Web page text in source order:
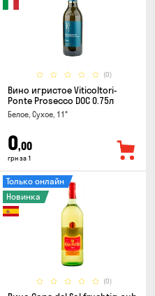
(0)
Вино игристое Viticoltori-
Ponte Prosecco DOC 0.75л
Белое, Сухое, 11°
0,00
грн за 1
(0)
Только онлайн
Новинка